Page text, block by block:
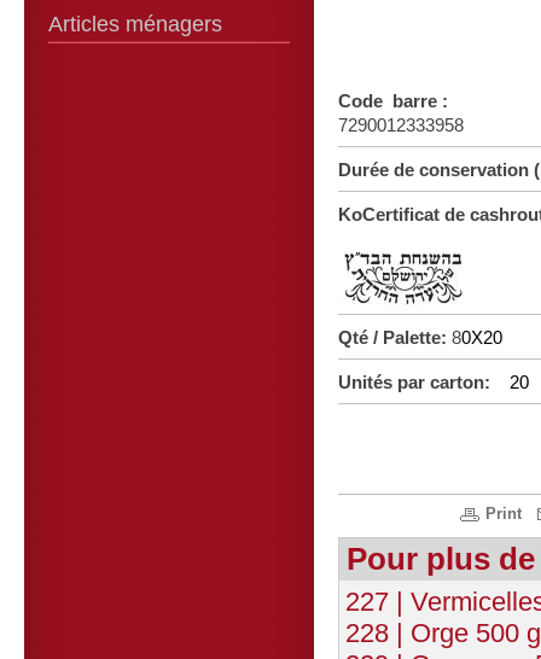
Articles ménagers
Code barre :
7290012333958
Durée de
KoCertificat de
Qté / Palette: 80X20
Unités par carton: 20
Print
Pour plus
227 |
228 | Orge 500